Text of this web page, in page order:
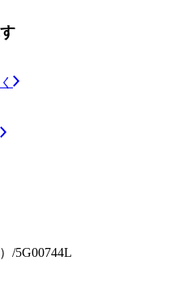
/5G00744L